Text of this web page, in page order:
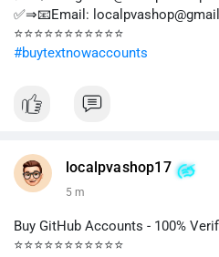
✅⇒📧Email:
⭐⭐⭐⭐⭐⭐⭐⭐⭐⭐⭐
#buytextnowaccounts
localpvashop17
5 m
Buy GitHub Accounts - 100%
⭐⭐⭐⭐⭐⭐⭐⭐⭐⭐⭐